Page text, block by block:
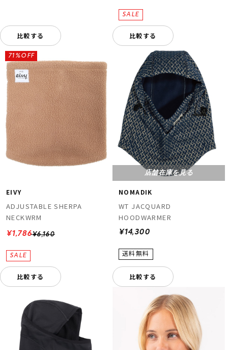
比較する 比較する
EIVY
ADJUSTABLE SHERPA
NECKWRM
¥6,160
71%OFF
¥1,786
比較する
店舗在庫を見る
NOMADIK
WT JACQUARD
HOODWARMER
¥14,300
比較する